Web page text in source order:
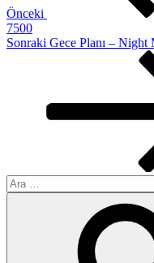
Önceki
7500
Sonraki
Sonraki Gece Planı – Night
Ara: